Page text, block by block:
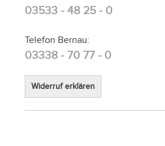
03533 - 48 25 - 0
Telefon Bernau:
03338 - 70 77 - 0
Widerruf erklären